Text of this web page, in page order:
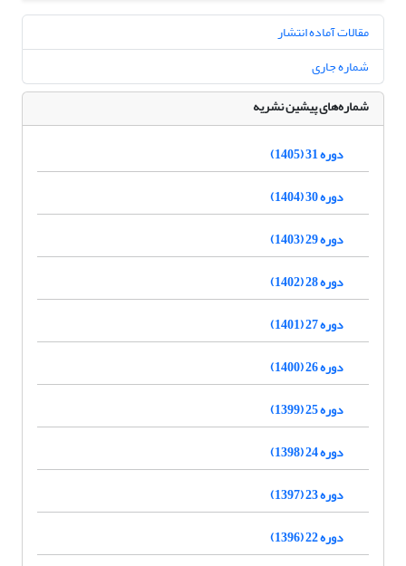
مقالات آماده انتشار
شماره جاری
شماره‌های پیشین نشریه
دوره 31 (1405)
دوره 30 (1404)
دوره 29 (1403)
دوره 28 (1402)
دوره 27 (1401)
دوره 26 (1400)
دوره 25 (1399)
دوره 24 (1398)
دوره 23 (1397)
دوره 22 (1396)